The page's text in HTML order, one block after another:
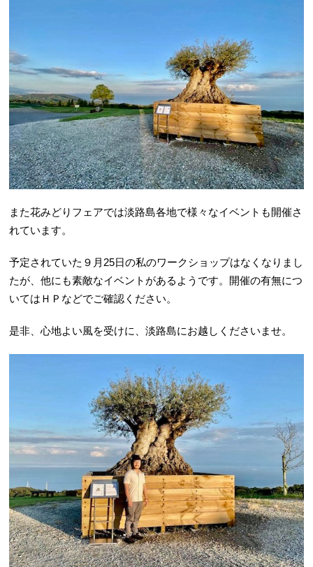
また花みどりフェアでは淡路島各地で様々なイベントも開催さ
れています。
予定されていた９月25日の私のワークショップはなくなりまし
たが、他にも素敵なイベントがあるようです。開催の有無につ
いてはＨＰなどでご確認ください。
是非、心地よい風を受けに、淡路島にお越しくださいませ。